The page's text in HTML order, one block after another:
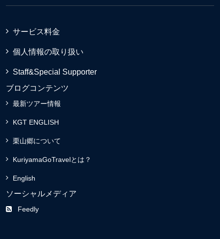
サービス料金
個人情報の取り扱い
Staff&Special Supporter
ブログコンテンツ
最新ツアー情報
KGT ENGLISH
栗山郷について
KuriyamaGoTravelとは？
English
ソーシャルメディア
Feedly